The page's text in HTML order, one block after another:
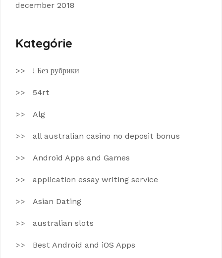
december 2018
Kategórie
! Без рубрики
54rt
Alg
all australian casino no deposit bonus
Android Apps and Games
application essay writing service
Asian Dating
australian slots
Best Android and iOS Apps